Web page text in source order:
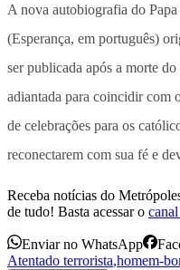
A nova autobiografia do
(Esperança, em português)
ser publicada após a morte
adiantada para coincidir com
de celebrações para os
reconectarem com sua fé e
Receba notícias do
de tudo! Basta acessar o
Enviar no WhatsApp
Atentado terrorista,homem-